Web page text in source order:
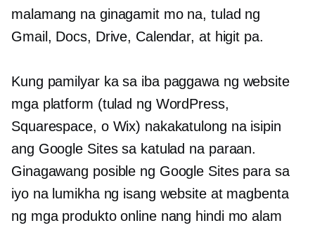
malamang na ginagamit mo na, tulad ng
Gmail, Docs, Drive, Calendar, at higit pa.
Kung pamilyar ka sa iba paggawa ng website
mga platform (tulad ng WordPress,
Squarespace, o Wix) nakakatulong na isipin
ang Google Sites sa katulad na paraan.
Ginagawang posible ng Google Sites para sa
iyo na lumikha ng isang website at magbenta
ng mga produkto online nang hindi mo alam